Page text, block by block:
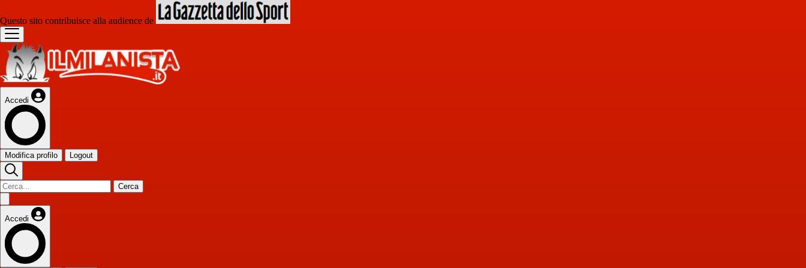
Questo sito contribuisce alla audience de
Accedi
Modifica profilo Logout
Cerca
Accedi